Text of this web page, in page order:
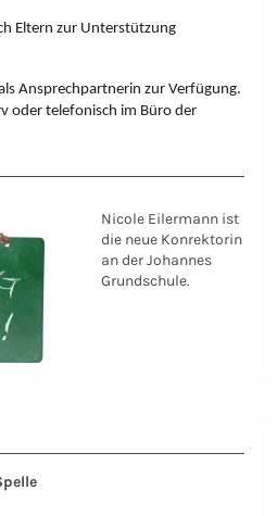
Eltern zur Unterstützung
Ansprechpartnerin zur Verfügung.
oder telefonisch im Büro der
Nicole Eilermann ist
die neue Konrektorin
an der Johannes
Grundschule.